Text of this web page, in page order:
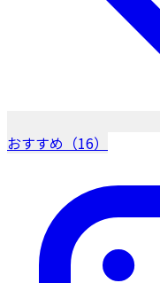
おすすめ（16）